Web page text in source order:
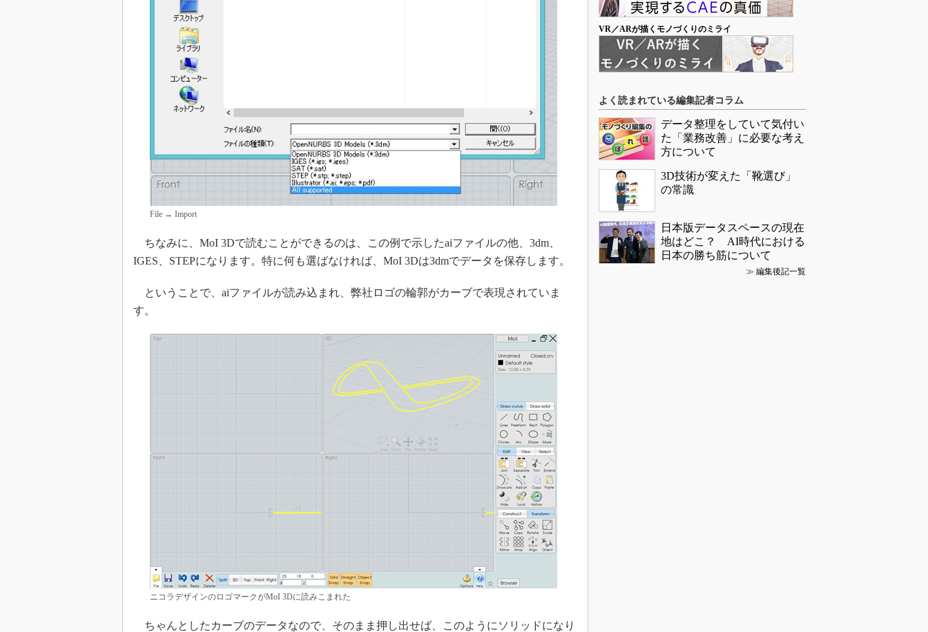
File → Import
ちなみに、MoI 3Dで読むことができるのは、この例で示したaiファイルの他、3dm、
IGES、STEPになります。特に何も選ばなければ、MoI 3Dは3dmでデータを保存します。
ということで、aiファイルが読み込まれ、弊社ロゴの輪郭がカーブで表現されていま
す。
ニコラデザインのロゴマークがMoI 3Dに読みこまれた
ちゃんとしたカーブのデータなので、そのまま押し出せば、このようにソリッドになり
VR／ARが描くモノづくりのミライ
よく読まれている編集記者コラム
データ整理をしていて気付い
た「業務改善」に必要な考え
方について
3D技術が変えた「靴選び」
の常識
日本版データスペースの現在
地はどこ？ AI時代における
日本の勝ち筋について
≫ 編集後記一覧